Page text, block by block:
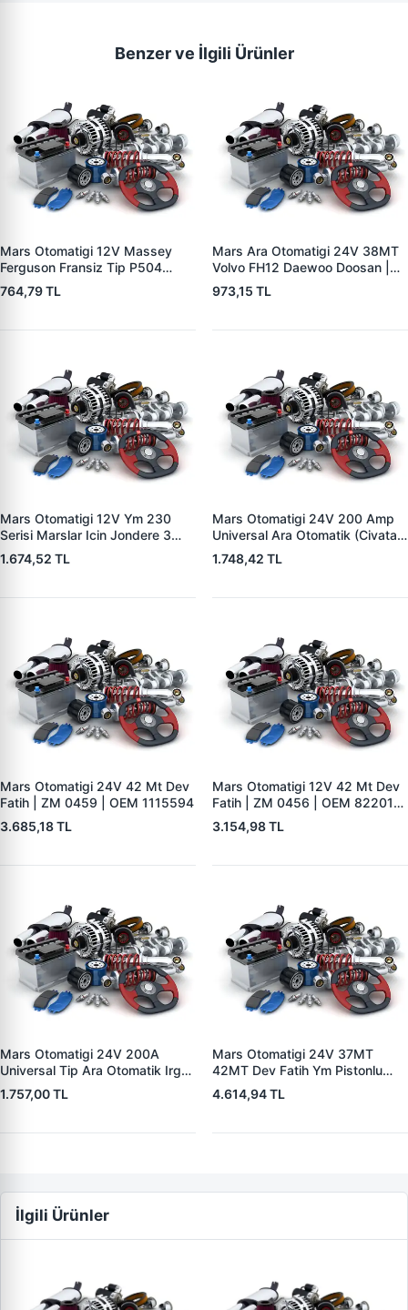
Benzer ve İlgili Ürünler
Mars Otomatigi 12V Massey
Ferguson Fransiz Tip P504
P505 Xxx | ZM 0560
764,79 TL
Mars Ara Otomatigi 24V 38MT
Volvo FH12 Daewoo Doosan |
ZM 4409 | OEM 10512097
973,15 TL
Mars Otomatigi 12V Ym 230
Serisi Marslar Icin Jondere 3
Delik | ZM 1653 | OEM
RE503357
1.674,52 TL
Mars Otomatigi 24V 200 Amp
Universal Ara Otomatik (Civatali)
| ZM 1404
1.748,42 TL
Mars Otomatigi 24V 42 Mt Dev
Fatih | ZM 0459 | OEM 1115594
3.685,18 TL
Mars Otomatigi 12V 42 Mt Dev
Fatih | ZM 0456 | OEM 82201-
5004 V1117553
2132X10456393
3.154,98 TL
Mars Otomatigi 24V 200A
Universal Tip Ara Otomatik Irgat
| ZM 0404
1.757,00 TL
Mars Otomatigi 24V 37MT
42MT Dev Fatih Ym Pistonlu
Bmc Profesyonel Catterpiller Is
Makinasi | ZM 0361 | OEM
4.614,94 TL
İlgili Ürünler